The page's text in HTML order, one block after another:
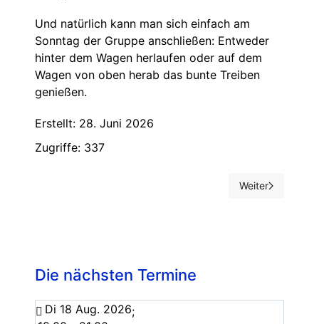
Und natürlich kann man sich einfach am
Sonntag der Gruppe anschließen: Entweder
hinter dem Wagen herlaufen oder auf dem
Wagen von oben herab das bunte Treiben
genießen.
Erstellt: 28. Juni 2026
Zugriffe: 337
Nächster
Weiter
Die nächsten Termine
Di 18 Aug. 2026;